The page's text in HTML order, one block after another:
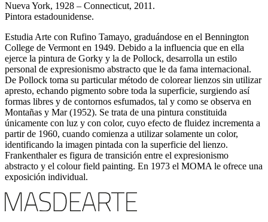
Nueva York, 1928 – Connecticut, 2011.
Pintora estadounidense.
Estudia Arte con Rufino Tamayo, graduándose en el Bennington
College de Vermont en 1949. Debido a la influencia que en ella
ejerce la pintura de Gorky y la de Pollock, desarrolla un estilo
personal de expresionismo abstracto que le da fama internacional.
De Pollock toma su particular método de colorear lienzos sin utilizar
apresto, echando pigmento sobre toda la superficie, surgiendo así
formas libres y de contornos esfumados, tal y como se observa en
Montañas y Mar (1952). Se trata de una pintura constituida
únicamente con luz y con color, cuyo efecto de fluidez incrementa a
partir de 1960, cuando comienza a utilizar solamente un color,
identificando la imagen pintada con la superficie del lienzo.
Frankenthaler es figura de transición entre el expresionismo
abstracto y el colour field painting. En 1973 el MOMA le ofrece una
exposición individual.